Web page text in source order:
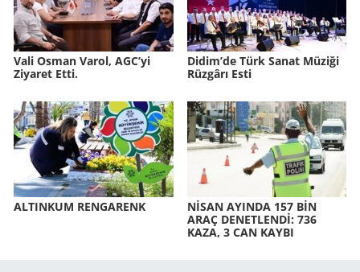
Vali Osman Varol, AGC’yi
Ziyaret Etti.
Didim’de Türk Sanat Mü­zi­ği
Rüz­gâ­rı Esti
AL­TIN­KUM REN­GA­RENK
NİSAN AYIN­DA 157 BİN
ARAÇ DE­NET­LENDİ: 736
KAZA, 3 CAN KAYBI